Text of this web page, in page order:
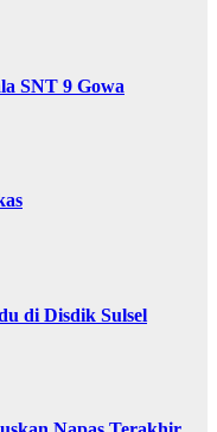
SNT 9 Gowa
di Disdik Sulsel